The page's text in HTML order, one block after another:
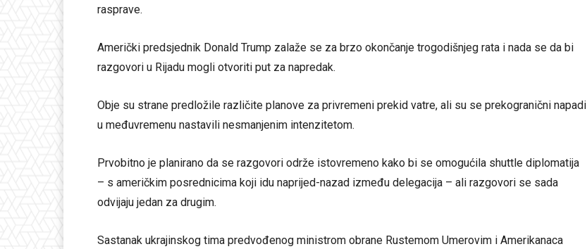
rasprave.
Američki predsjednik Donald Trump zalaže se za brzo okončanje trogodišnjeg rata i nada se da bi
razgovori u Rijadu mogli otvoriti put za napredak.
Obje su strane predložile različite planove za privremeni prekid vatre, ali su se prekogranični napadi
u međuvremenu nastavili nesmanjenim intenzitetom.
Prvobitno je planirano da se razgovori održe istovremeno kako bi se omogućila shuttle diplomatija
– s američkim posrednicima koji idu naprijed-nazad između delegacija – ali razgovori se sada
odvijaju jedan za drugim.
Sastanak ukrajinskog tima predvođenog ministrom obrane Rustemom Umerovim i Amerikanaca